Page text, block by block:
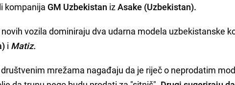
kompanija GM Uzbekistan izAsake (Uzbekistan).
vozila dominiraju dva udarna modela uzbekistanske
i Matiz.
mrežama nagađaju da je riječ o neprodatim